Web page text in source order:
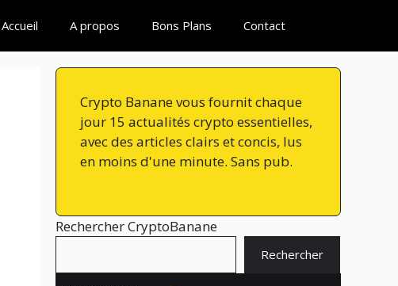
Accueil A propos Bons Plans Contact
Crypto Banane vous fournit chaque
jour 15 actualités crypto essentielles,
avec des articles clairs et concis, lus
en moins d'une minute. Sans pub.
Rechercher CryptoBanane
Rechercher